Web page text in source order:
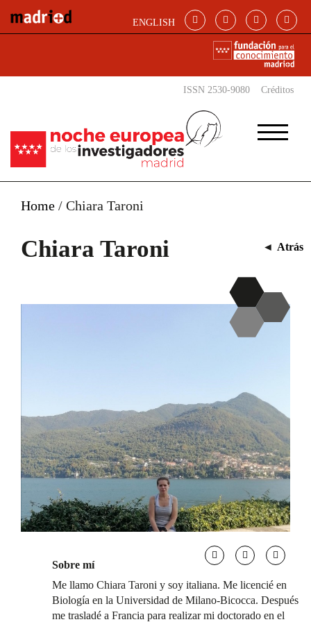
ENGLISH
ISSN 2530-9080 Créditos
Home / Chiara Taroni
Chiara Taroni ◄ Atrás
Sobre mí
Me llamo Chiara Taroni y soy italiana. Me licencié en
Biología en la Universidad de Milano-Bicocca. Después
me trasladé a Francia para realizar mi doctorado en el